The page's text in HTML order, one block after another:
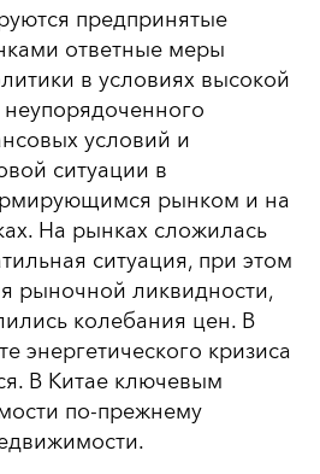
предпринятые
ответные меры
в условиях высокой
условий и
ситуации в
рынком и на
На рынках сложилась
ситуация, при этом
рыночной ликвидности,
колебания цен. В
энергетического кризиса
В Китае ключевым
по-прежнему